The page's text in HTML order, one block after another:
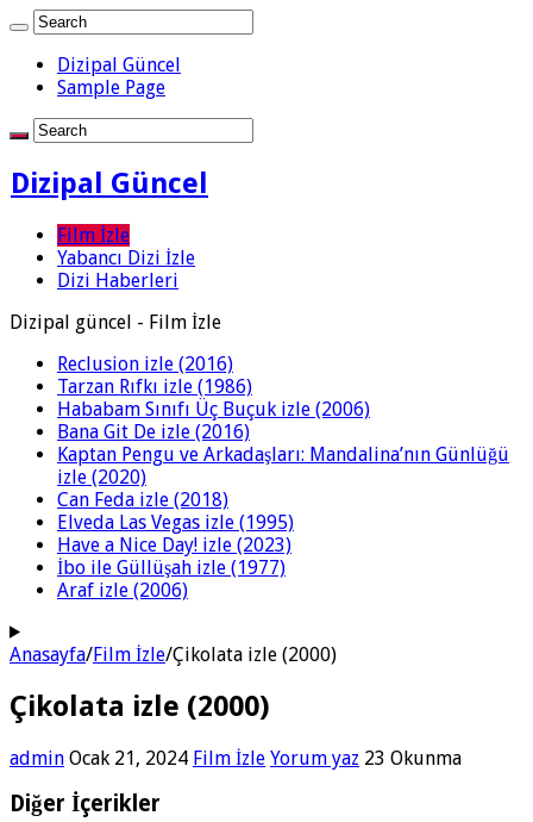
Dizipal Güncel
Sample Page
Dizipal Güncel
Film İzle
Yabancı Dizi İzle
Dizi Haberleri
Dizipal güncel - Film İzle
Reclusion izle (2016)
Tarzan Rıfkı izle (1986)
Hababam Sınıfı Üç Buçuk izle (2006)
Bana Git De izle (2016)
Kaptan Pengu ve Arkadaşları: Mandalina’nın Günlüğü
izle (2020)
Can Feda izle (2018)
Elveda Las Vegas izle (1995)
Have a Nice Day! izle (2023)
İbo ile Güllüşah izle (1977)
Araf izle (2006)
Anasayfa/Film İzle/Çikolata izle (2000)
Çikolata izle (2000)
admin Ocak 21, 2024 Film İzle Yorum yaz 23 Okunma
Diğer İçerikler